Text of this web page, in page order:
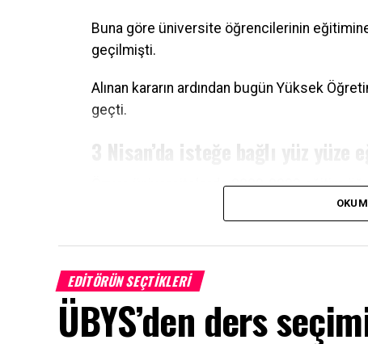
Buna göre üniversite öğrencilerinin
geçilmişti.
Alınan kararın ardından bugün Yüksek
geçti.
3 Nisan’da isteğe bağlı yüz yüze
Özvar, üniversitelerde 2022-2023 eğitim
Buna göre 3 Nisan itibarıyla
Ara sınavlar uzaktan
YÖK Başkanı Özvar ayrıca, bahar
EDITÖRÜN SEÇTIKLERI
ÜBYS’den ders